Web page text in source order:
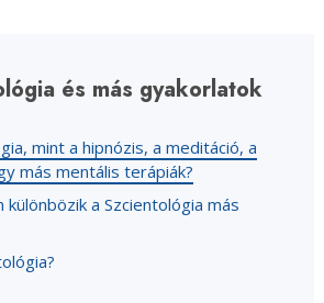
és más gyakorlatok
mint a hipnózis, a meditáció, a
más mentális terápiák?
a Szcientológia más